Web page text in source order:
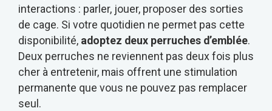
interactions : parler, jouer, proposer des sorties
de cage. Si votre quotidien ne permet pas cette
disponibilité, adoptez deux perruches d’emblée.
Deux perruches ne reviennent pas deux fois plus
cher à entretenir, mais offrent une stimulation
permanente que vous ne pouvez pas remplacer
seul.